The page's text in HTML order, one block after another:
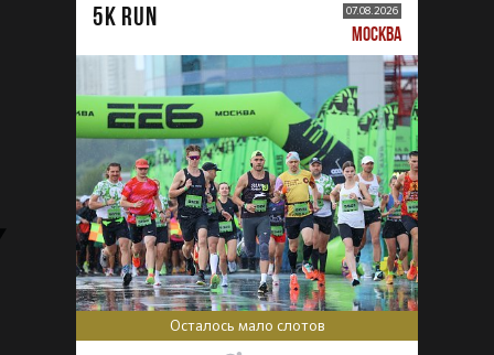
5К RUN 07.08.2026
МОСКВА
Осталось мало слотов